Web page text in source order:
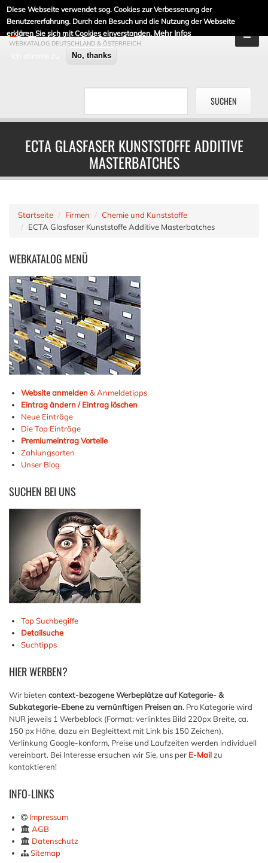
Diese Webseite verwendet sog. Cookies zur Verbesserung der
Benutzererfahrung. Durch den Besuch und die Nutzung der Webseite
erklären Sie sich mit Cookies einverstanden. Mehr Infos
No, thanks
DE-LINKLISTE.DE
WEBKATALOG DEUTSCHLAND & ÖSTERREICH
ECTA GLASFASER KUNSTSTOFFE ADDITIVE
MASTERBATCHES
Startseite Firmen
Chemie und Kunststoffe
ECTA Glasfaser Kunststoffe Additive Masterbatches
WEBKATALOG MENÜ
Website anmelden& Anmeldetipps
Eintrag ändern / Eintrag löschen
Neue Einträge
Die Top Einträge
Premiumeintrag Vorteile
Zahlungsarten
Unser Blog
SUCHEN BEI UNS
Top Suchbegiffe
Detailsuche
Suchtipps
HIERWERBEN?
Wir bieten context-bezogene Werbeplätze auf Kategorie- &
Subkategorie-Ebene zu vernünftigen Preisen an. Pro Kategorie wird
NUR jeweils 1 Werbeblock (Format: verlinktes Bild 220px Breite, ca.
150 px Höhe, dazu ein Begleittext mit Link bis 150 Zeichen),
Verlinkung Google-konform, Preise und Laufzeiten werden individuell
vereinbart. Bei Interesse ersuchen wir Sie, uns per E-Mailzu
kontaktieren!
INFO-LINKS
Impressum
AGB
Datenschutz
Sitemap